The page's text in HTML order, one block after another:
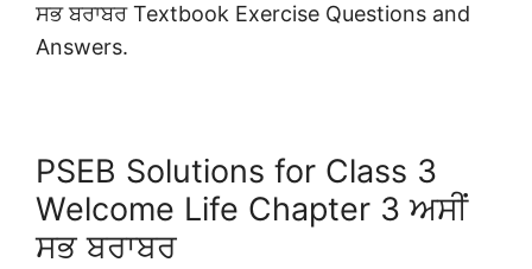
ਸਭ ਬਰਾਬਰ Textbook Exercise Questions and
Answers.
PSEB Solutions for Class 3
Welcome Life Chapter 3 ਅਸੀਂ
ਸਭ ਬਰਾਬਰ